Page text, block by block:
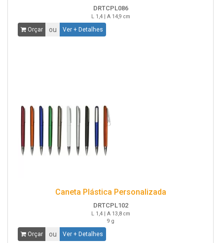
DRTCPL086
L 1,4 | A 14,9 cm
Orçar ou Ver + Detalhes
Caneta Plástica Personalizada
DRTCPL102
L 1,4 | A 13,8 cm
9 g
Orçar ou Ver + Detalhes